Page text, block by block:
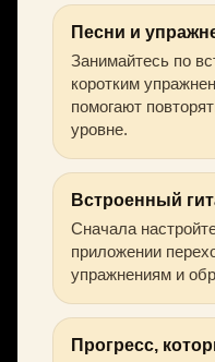
Песни и
Занимайтесь по
коротким
помогают
уровне.
Встроенный
Сначала
приложении
упражнениям и
Прогресс,